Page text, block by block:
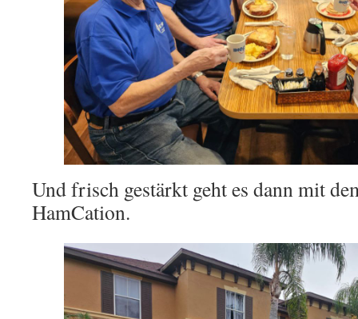
Und frisch gestärkt geht es dann mit
HamCation.